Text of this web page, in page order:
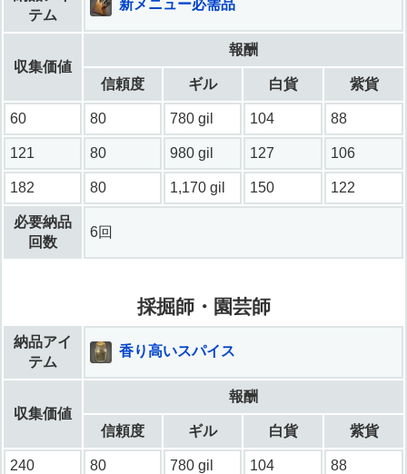
テム
新メニュー必需品
収集価値
報酬
信頼度 ギル 白貨 紫貨
60 80 780 gil 104 88
121 80 980 gil 127 106
182 80 1,170 gil 150 122
必要納品
回数
6回
採掘師・園芸師
納品アイ
テム
香り高いスパイス
収集価値
報酬
信頼度 ギル 白貨 紫貨
240 80 780 gil 104 88